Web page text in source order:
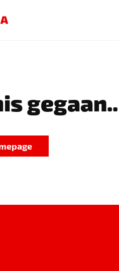
gegaan..